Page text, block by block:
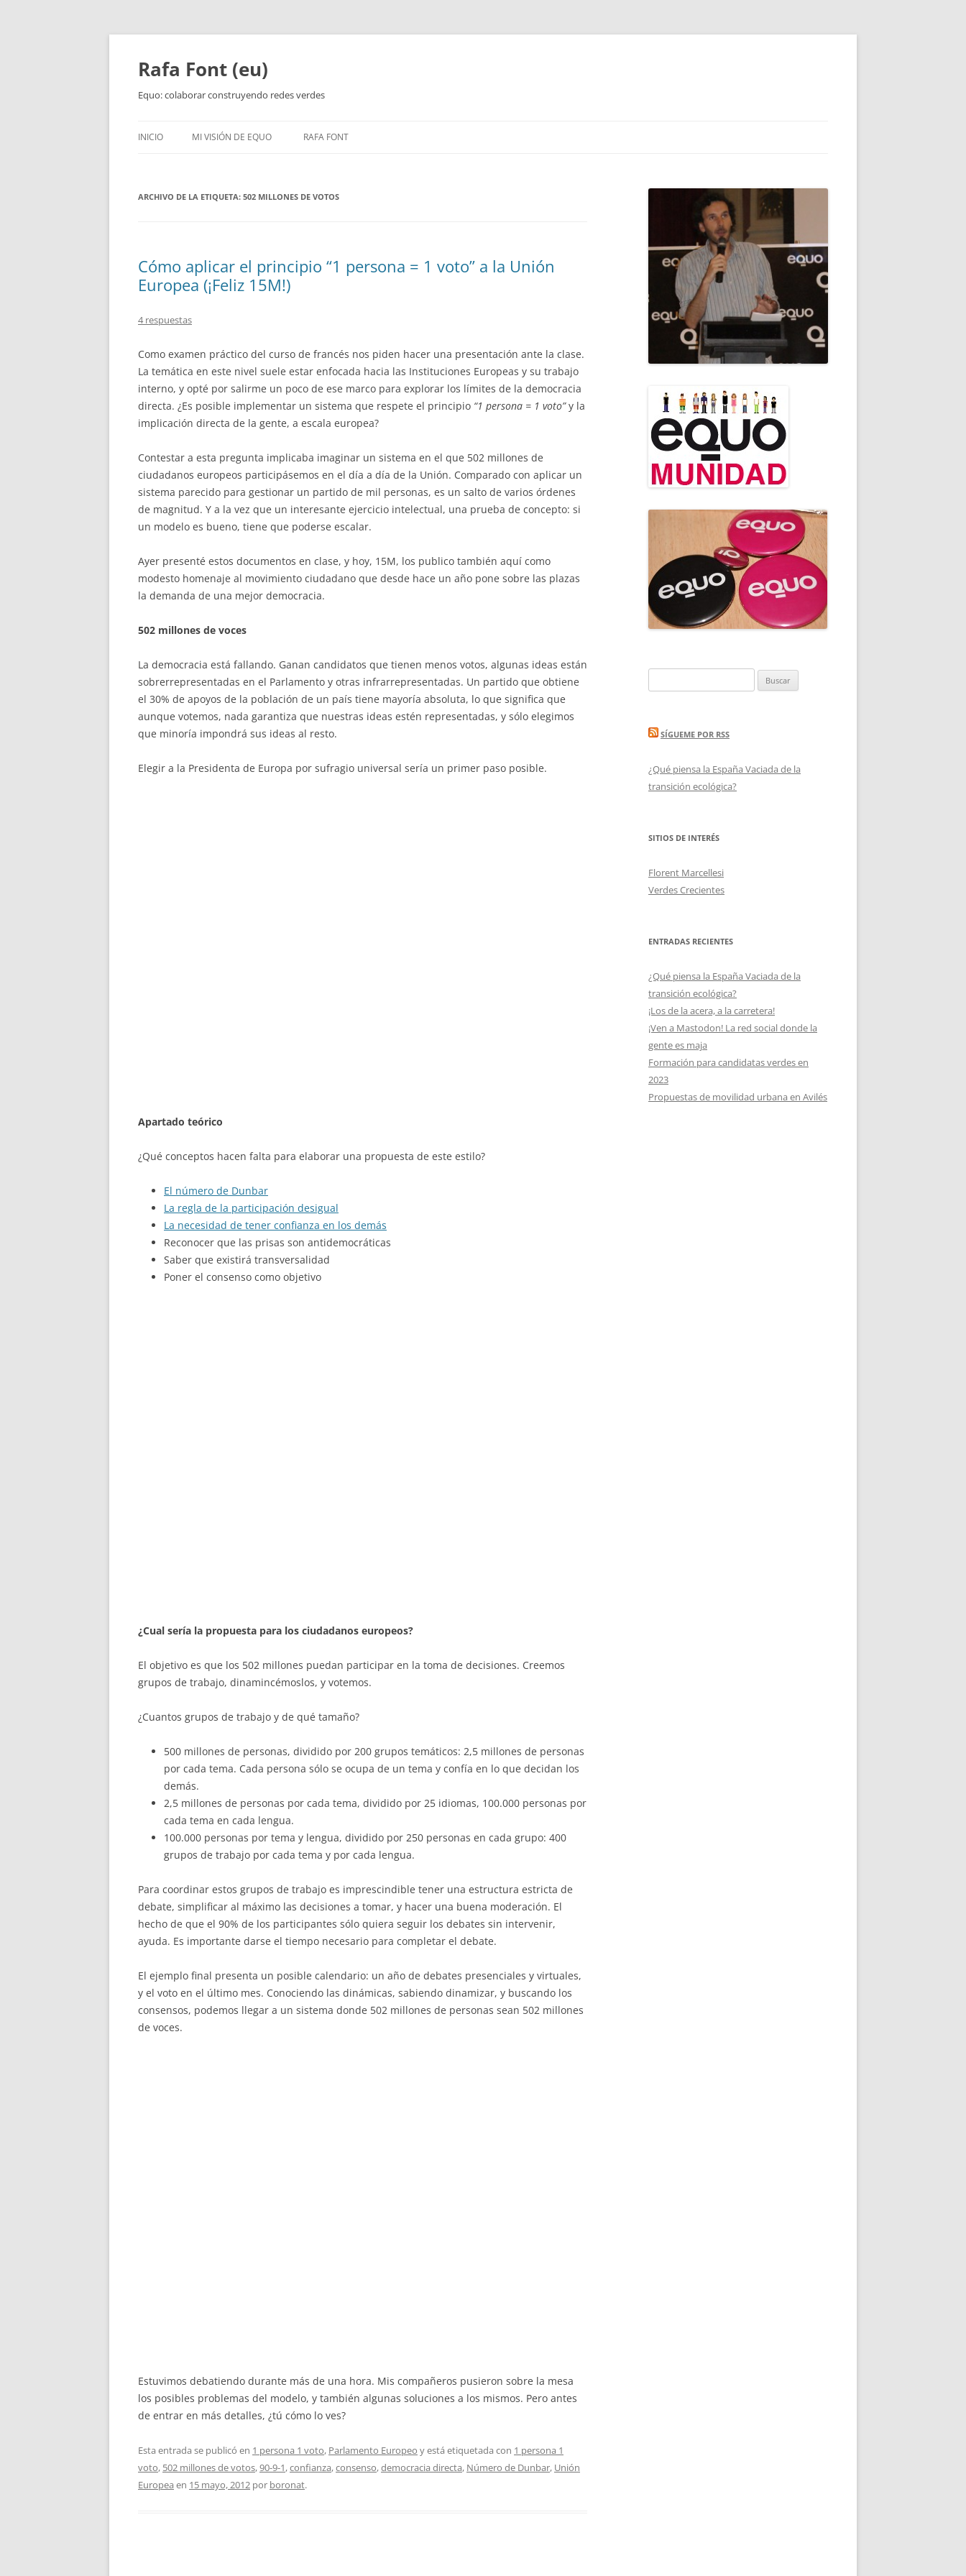
Rafa Font (eu)
Equo: colaborar construyendo redes verdes
INICIO MI VISIÓN DE EQUO RAFA FONT
ARCHIVO DE LA ETIQUETA: 502 MILLONES DE VOTOS
Cómo aplicar el principio “1 persona = 1 voto” a la Unión
Europea (¡Feliz 15M!)
4 respuestas
Como examen práctico del curso de francés nos piden hacer una presentación ante la clase.
La temática en este nivel suele estar enfocada hacia las Instituciones Europeas y su trabajo
interno, y opté por salirme un poco de ese marco para explorar los límites de la democracia
directa. ¿Es posible implementar un sistema que respete el principio “1 persona = 1 voto”y la
implicación directa de la gente, a escala europea?
Contestar a esta pregunta implicaba imaginar un sistema en el que 502 millones de
ciudadanos europeos participásemos en el día a día de la Unión. Comparado con aplicar un
sistema parecido para gestionar un partido de mil personas, es un salto de varios órdenes
de magnitud. Y a la vez que un interesante ejercicio intelectual, una prueba de concepto: si
un modelo es bueno, tiene que poderse escalar.
Ayer presenté estos documentos en clase, y hoy, 15M, los publico también aquí como
modesto homenaje al movimiento ciudadano que desde hace un año pone sobre las plazas
la demanda de una mejor democracia.
502 millones de voces
La democracia está fallando. Ganan candidatos que tienen menos votos, algunas ideas están
sobrerrepresentadas en el Parlamento y otras infrarrepresentadas. Un partido que obtiene
el 30% de apoyos de la población de un país tiene mayoría absoluta, lo que significa que
aunque votemos, nada garantiza que nuestras ideas estén representadas, y sólo elegimos
que minoría impondrá sus ideas al resto.
Elegir a la Presidenta de Europa por sufragio universal sería un primer paso posible.
Apartado teórico
¿Qué conceptos hacen falta para elaborar una propuesta de este estilo?
El número de Dunbar
La regla de la participación desigual
La necesidad de tener confianza en los demás
Reconocer que las prisas son antidemocráticas
Saber que existirá transversalidad
Poner el consenso como objetivo
¿Cual sería la propuesta para los ciudadanos europeos?
El objetivo es que los 502 millones puedan participar en la toma de decisiones. Creemos
grupos de trabajo, dinamincémoslos, y votemos.
¿Cuantos grupos de trabajo y de qué tamaño?
500 millones de personas, dividido por 200 grupos temáticos: 2,5 millones de personas
por cada tema. Cada persona sólo se ocupa de un tema y confía en lo que decidan los
demás.
2,5 millones de personas por cada tema, dividido por 25 idiomas, 100.000 personas por
cada tema en cada lengua.
100.000 personas por tema y lengua, dividido por 250 personas en cada grupo: 400
grupos de trabajo por cada tema y por cada lengua.
Para coordinar estos grupos de trabajo es imprescindible tener una estructura estricta de
debate, simplificar al máximo las decisiones a tomar, y hacer una buena moderación. El
hecho de que el 90% de los participantes sólo quiera seguir los debates sin intervenir,
ayuda. Es importante darse el tiempo necesario para completar el debate.
El ejemplo final presenta un posible calendario: un año de debates presenciales y virtuales,
y el voto en el último mes. Conociendo las dinámicas, sabiendo dinamizar, y buscando los
consensos, podemos llegar a un sistema donde 502 millones de personas sean 502 millones
de voces.
Estuvimos debatiendo durante más de una hora. Mis compañeros pusieron sobre la mesa
los posibles problemas del modelo, y también algunas soluciones a los mismos. Pero antes
de entrar en más detalles, ¿tú cómo lo ves?
Esta entrada se publicó en 1 persona 1 voto, Parlamento Europeo y está etiquetada con 1 persona 1
voto, 502 millones de votos,90-9-1,confianza,consenso,democracia directa, Número de Dunbar, Unión
Europea en 15 mayo, 2012 por boronat.
SÍGUEME POR RSS
¿Qué piensa la España Vaciada de la
transición ecológica?
SITIOS DE INTERÉS
Florent Marcellesi
Verdes Crecientes
ENTRADAS RECIENTES
¿Qué piensa la España Vaciada de la
transición ecológica?
¡Los de la acera, a la carretera!
¡Ven a Mastodon! La red social donde la
gente es maja
Formación para candidatas verdes en
2023
Propuestas de movilidad urbana en Avilés